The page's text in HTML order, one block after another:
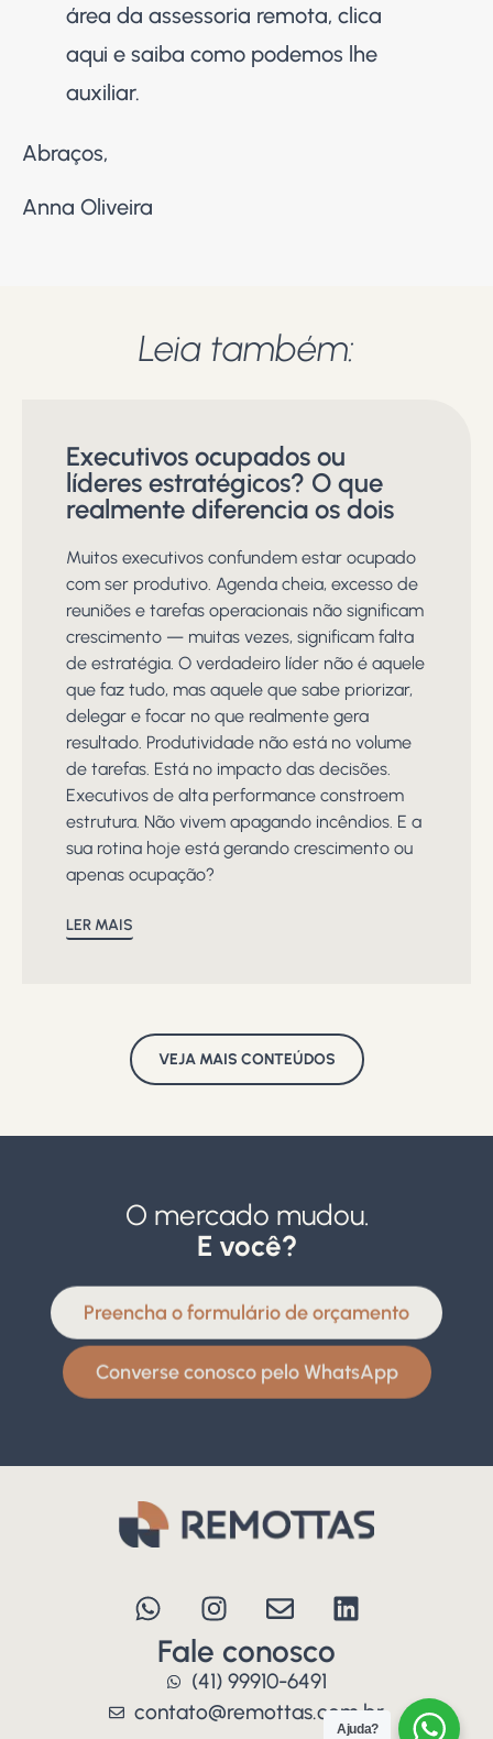
área da assessoria remota, clica
aqui e saiba como podemos lhe
auxiliar.
Abraços,
Anna Oliveira
Leia também:
Executivos ocupados ou
líderes estratégicos? O que
realmente diferencia os dois
Muitos executivos confundem estar ocupado
com ser produtivo. Agenda cheia, excesso de
reuniões e tarefas operacionais não significam
crescimento — muitas vezes, significam falta
de estratégia. O verdadeiro líder não é aquele
que faz tudo, mas aquele que sabe priorizar,
delegar e focar no que realmente gera
resultado. Produtividade não está no volume
de tarefas. Está no impacto das decisões.
Executivos de alta performance constroem
estrutura. Não vivem apagando incêndios. E a
sua rotina hoje está gerando crescimento ou
apenas ocupação?
LER MAIS
VEJA MAIS CONTEÚDOS
O mercado mudou.
E você?
Preencha o formulário de orçamento
Converse conosco pelo WhatsApp
Fale conosco
(41) 99910-6491
contato@remottas.com.br
Ajuda?